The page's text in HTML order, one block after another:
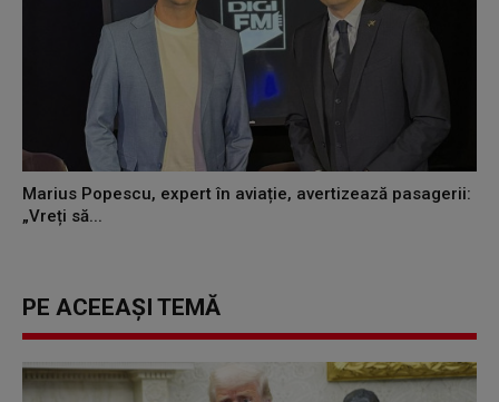
Marius Popescu, expert în aviație, avertizează pasagerii:
„Vreți să...
PE ACEEAȘI TEMĂ